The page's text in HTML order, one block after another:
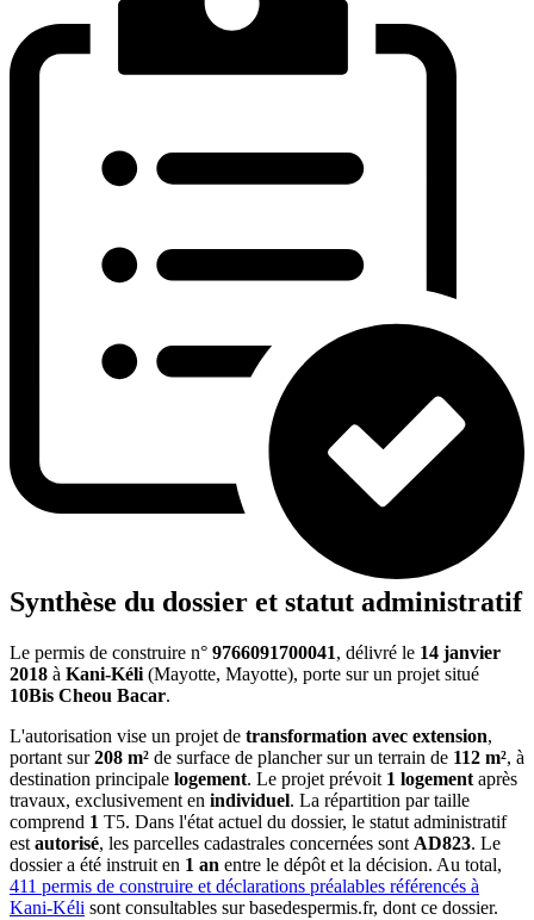
Synthèse du dossier et statut administratif
Le permis de construire n° 9766091700041, délivré le 14 janvier
2018 à Kani-Kéli (Mayotte, Mayotte), porte sur un projet situé
10Bis Cheou Bacar.
L'autorisation vise un projet de transformation avec extension,
portant sur208 m² de surface de plancher sur un terrain de 112 m², à
destination principale logement. Le projet prévoit 1 logement après
travaux, exclusivement en individuel. La répartition par taille
comprend 1 T5. Dans l'état actuel du dossier, le statut administratif
est autorisé, les parcelles cadastrales concernées sont AD823. Le
dossier a été instruit en 1 an entre le dépôt et la décision. Au total,
411 permis de construire et déclarations préalables référencés à
Kani-Kéli sont consultables sur basedespermis.fr, dont ce dossier.